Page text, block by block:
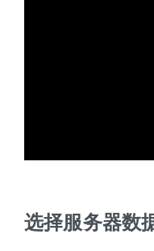
选择服务器数